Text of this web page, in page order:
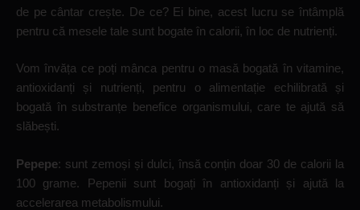
de pe cântar crește. De ce? Ei bine, acest lucru se întâmplă
pentru că mesele tale sunt bogate în calorii, în loc de nutrienți.
Vom învăța ce poți mânca pentru o masă bogată în vitamine,
antioxidanți și nutrienți, pentru o alimentație echilibrată și
bogată în substranțe benefice organismului, care te ajută să
slăbești.
Pepepe: sunt zemoși și dulci, însă conțin doar 30 de calorii la
100 grame. Pepenii sunt bogați în antioxidanți și ajută la
accelerarea metabolismului.